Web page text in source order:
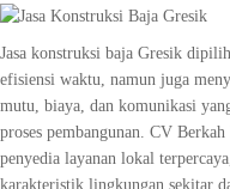
Jasa konstruksi baja Gresik
efisiensi waktu, namun juga
mutu, biaya, dan komunikasi
proses pembangunan. CV
penyedia layanan lokal
karakteristik lingkungan sekitar